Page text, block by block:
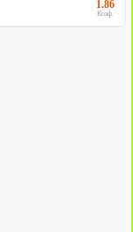
1.86
Коэф.